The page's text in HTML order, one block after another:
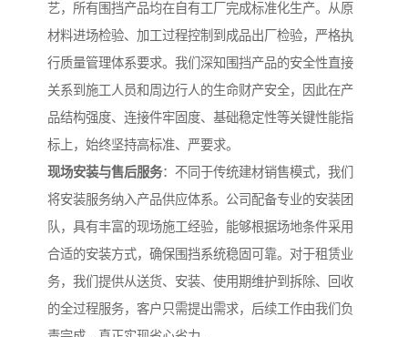
艺，所有围挡产品均在自有工厂完成标准化生产。从原
材料进场检验、加工过程控制到成品出厂检验，严格执
行质量管理体系要求。我们深知围挡产品的安全性直接
关系到施工人员和周边行人的生命财产安全，因此在产
品结构强度、连接件牢固度、基础稳定性等关键性能指
标上，始终坚持高标准、严要求。
现场安装与售后服务：不同于传统建材销售模式，我们
将安装服务纳入产品供应体系。公司配备专业的安装团
队，具有丰富的现场施工经验，能够根据场地条件采用
合适的安装方式，确保围挡系统稳固可靠。对于租赁业
务，我们提供从送货、安装、使用期维护到拆除、回收
的全过程服务，客户只需提出需求，后续工作由我们负